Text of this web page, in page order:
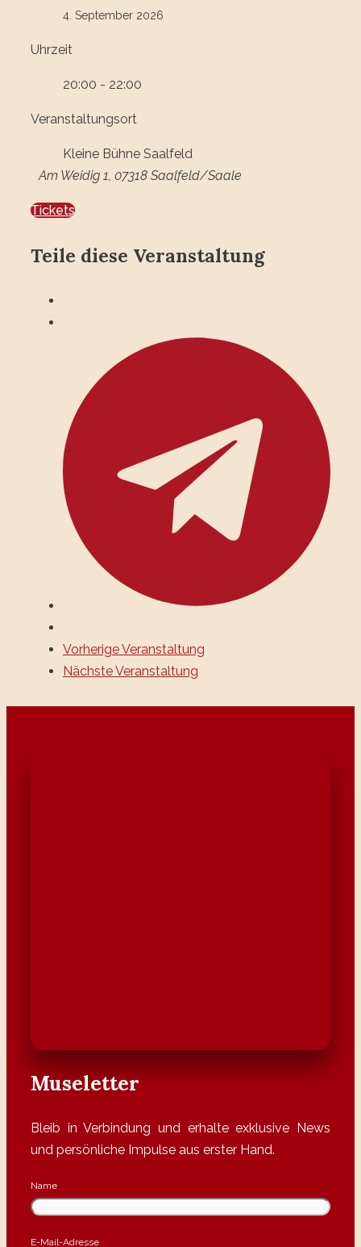
4. September 2026
Uhrzeit
20:00 - 22:00
Veranstaltungsort
Kleine Bühne Saalfeld
Am Weidig 1, 07318 Saalfeld/Saale
Tickets
Teile diese Veranstaltung
Vorherige Veranstaltung
Nächste Veranstaltung
Museletter
Bleib in Verbindung und erhalte exklusive News
und persönliche Impulse aus erster Hand.
Name
E-Mail-Adresse